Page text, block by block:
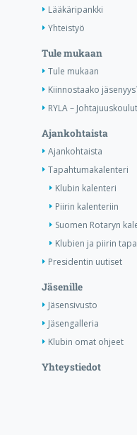
Lääkäripankki
Yhteistyö
Tule mukaan
Tule mukaan
Kiinnostaako
RYLA –
Ajankohtaista
Ajankohtaista
Tapahtumakalenteri
Klubin kalenteri
Piirin kalenteriin
Suomen Rotaryn
Klubien ja piirin
Presidentin uutiset
Jäsenille
Jäsensivusto
Jäsengalleria
Klubin omat ohjeet
Yhteystiedot